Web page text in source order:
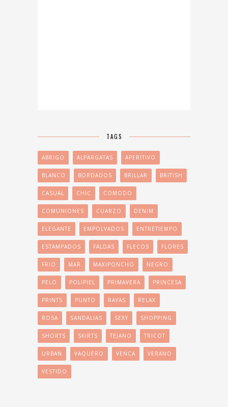
TAGS
ABRIGO ALPARGATAS APERITIVO
BLANCO BORDADOS BRILLAR BRITISH
CASUAL CHIC COMODO
COMUNIONES CUARZO DENIM
ELEGANTE EMPOLVADOS ENTRETIEMPO
ESTAMPADOS FALDAS FLECOS FLORES
FRIO MAR MAXIPONCHO NEGRO
PELO POLIPIEL PRIMAVERA PRINCESA
PRINTS PUNTO RAYAS RELAX
ROSA SANDALIAS SEXY SHOPPING
SHORTS SKIRTS TEJANO TRICOT
URBAN VAQUERO VENCA VERANO
VESTIDO